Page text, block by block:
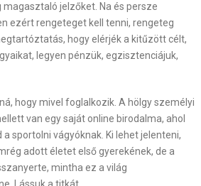
jelzőket. Na és persze
ezért rengeteget kell tenni, rengeteg
hogy elérjék a kitűzött célt,
legyen pénzük, egzisztenciájuk,
hogy mivel foglalkozik. A hölgy személyi
van egy saját online birodalma, ahol
sportolni vágyóknak. Ki lehet jelenteni,
adott életet első gyerekének, de a
mintha ez a világ